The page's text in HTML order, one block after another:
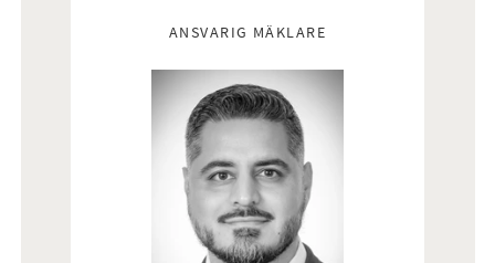
ANSVARIG MÄKLARE